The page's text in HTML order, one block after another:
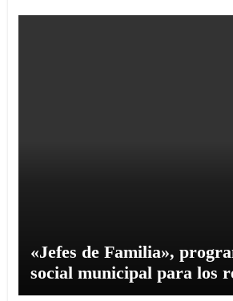
«Jefes de Familia»,
social municipal para los